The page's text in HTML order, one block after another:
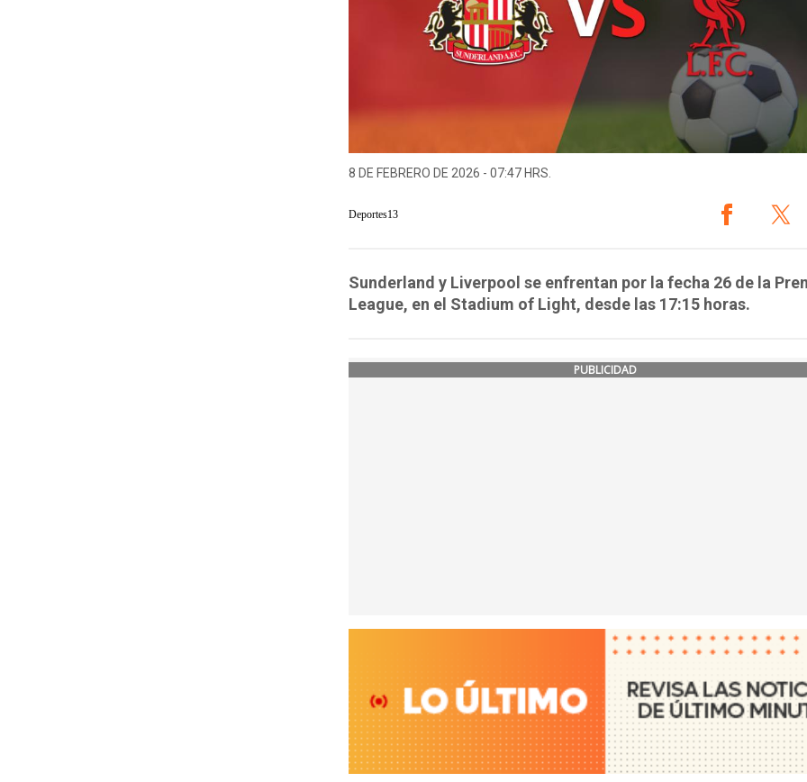
8 DE FEBRERO DE 2026 - 07:47 HRS.
Deportes13
Sunderland y Liverpool se enfrentan por la fecha 26 de la
League, en el Stadium of Light, desde las 17:15 horas.
PUBLICIDAD